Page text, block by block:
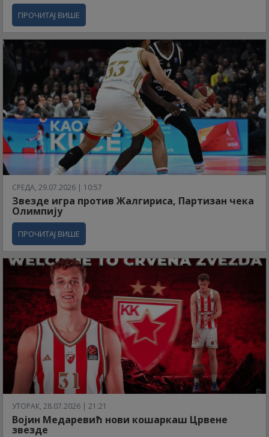
ПРОЧИТАЈ ВИШЕ
СРЕДА, 29.07.2026 | 10:57
Звезде игра против Жалгириса, Партизан чека
Олимпију
ПРОЧИТАЈ ВИШЕ
УТОРАК, 28.07.2026 | 21:21
Војин Медаревић нови кошаркаш Црвене
звезде